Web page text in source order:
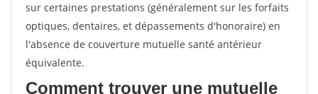
sur certaines prestations (généralement sur les forfaits
optiques, dentaires, et dépassements d'honoraire) en
l'absence de couverture mutuelle santé antérieur
équivalente.
Comment trouver une mutuelle